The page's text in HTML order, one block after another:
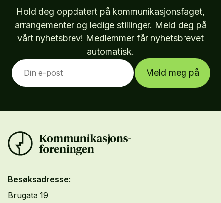
Hold deg oppdatert på kommunikasjonsfaget,
arrangementer og ledige stillinger. Meld deg på
vårt nyhetsbrev! Medlemmer får nyhetsbrevet
automatisk.
Meld meg på
Besøksadresse:
Brugata 19